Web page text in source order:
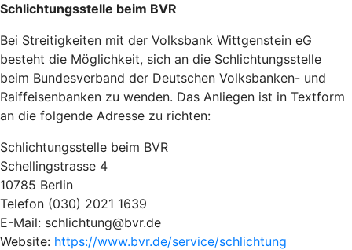
Schlichtungsstelle beim BVR
Bei Streitigkeiten mit der Volksbank Wittgenstein eG
besteht die Möglichkeit, sich an die Schlichtungsstelle
beim Bundesverband der Deutschen Volksbanken- und
Raiffeisenbanken zu wenden. Das Anliegen ist in Textform
an die folgende Adresse zu richten:
Schlichtungsstelle beim BVR
Schellingstrasse 4
10785 Berlin
Telefon (030) 2021 1639
E-Mail: schlichtung@bvr.de
Website: https://www.bvr.de/service/schlichtung